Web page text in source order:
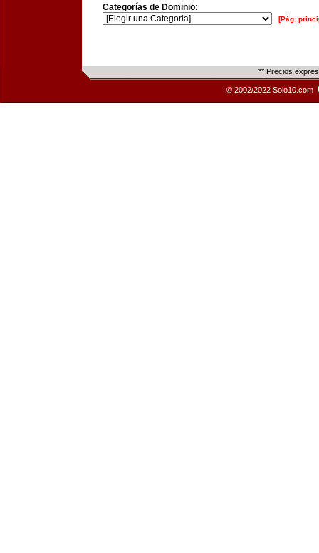
Categorías de Dominio:
[Pág.
** Precios
© 2002/2022 Solo10.com